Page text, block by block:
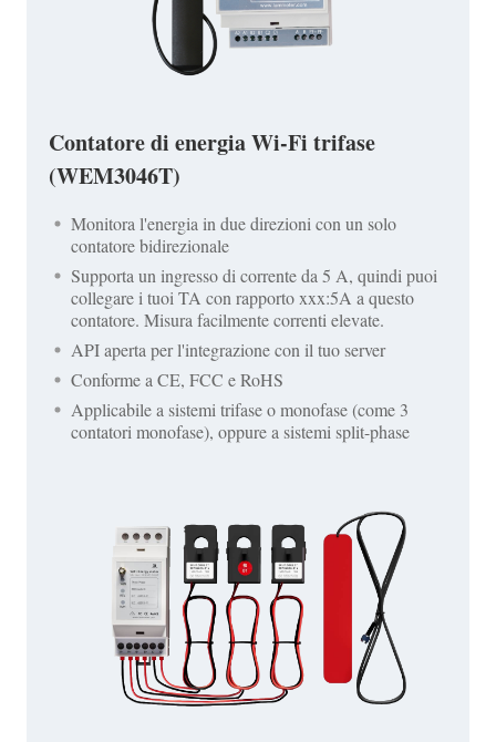
Contatore di energia Wi-Fi trifase
(WEM3046T)
Monitora l'energia in due direzioni con un solo
contatore bidirezionale
Supporta un ingresso di corrente da 5 A, quindi puoi
collegare i tuoi TA con rapporto xxx:5A a questo
contatore. Misura facilmente correnti elevate.
API aperta per l'integrazione con il tuo server
Conforme a CE, FCC e RoHS
Applicabile a sistemi trifase o monofase (come 3
contatori monofase), oppure a sistemi split-phase